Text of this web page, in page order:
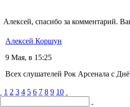
Алексей, спасибо за комментарий.
Алексей Коршун
9 Мая, в 15:25
Всех слушателей Рок Арсенала с
1 2 3 4 5 6 7 8 9 10